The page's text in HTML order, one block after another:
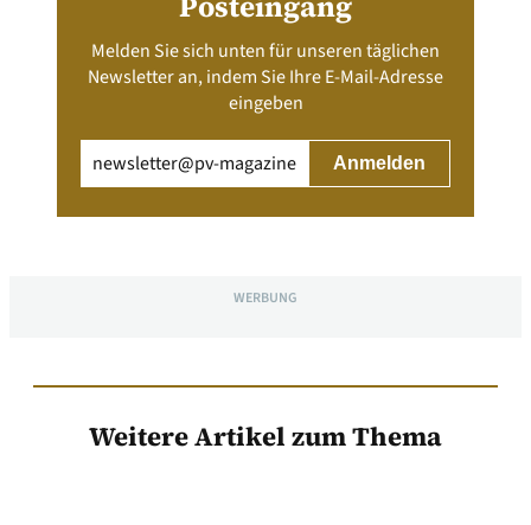
Melden Sie sich unten für unseren täglichen
Newsletter an, indem Sie Ihre E-Mail-Adresse
eingeben
(erforderlich)
WERBUNG
Weitere Artikel zum Thema